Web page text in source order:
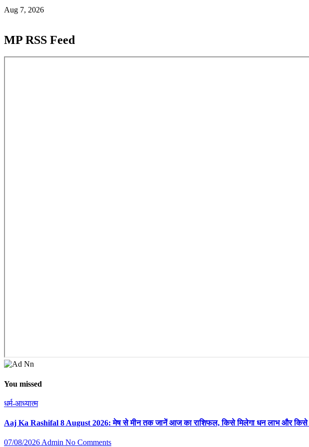
Aug 7, 2026
MP RSS Feed
You missed
धर्म-आध्यात्म
Aaj Ka Rashifal 8 August 2026: मेष से मीन तक जानें आज का राशिफल, किसे मिलेगा धन लाभ और किसे
07/08/2026Admin No Comments